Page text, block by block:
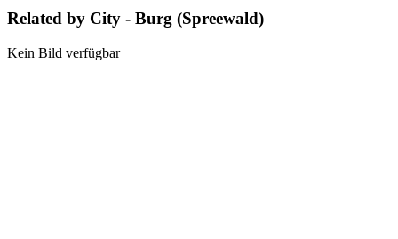
Related by City - Burg (Spreewald)
Kein Bild verfügbar